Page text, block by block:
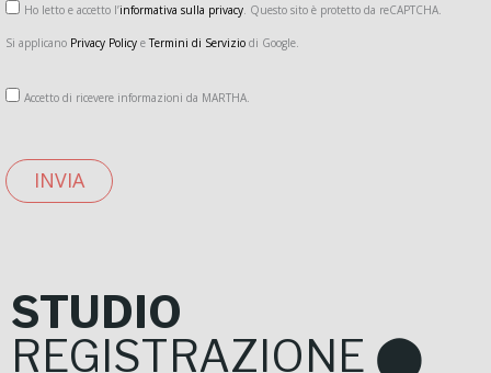
Ho letto e accetto l’informativa sulla privacy. Questo sito è protetto da reCAPTCHA.
Si applicano Privacy Policy eTermini di Servizio di Google.
Accetto di ricevere informazioni da MARTHA.
INVIA
STUDIO
REGISTRAZIONE ⬤